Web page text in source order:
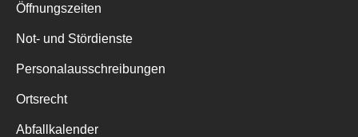
Öffnungszeiten
Not- und Stördienste
Personalausschreibungen
Ortsrecht
Abfallkalender